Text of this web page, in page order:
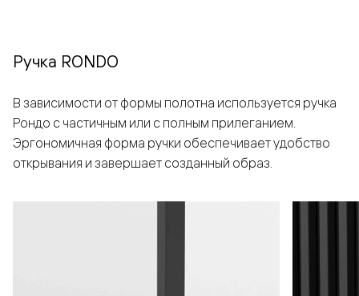
Ручка RONDO
В зависимости от формы полотна используется ручка
Рондо с частичным или с полным прилеганием.
Эргономичная форма ручки обеспечивает удобство
открывания и завершает созданный образ.